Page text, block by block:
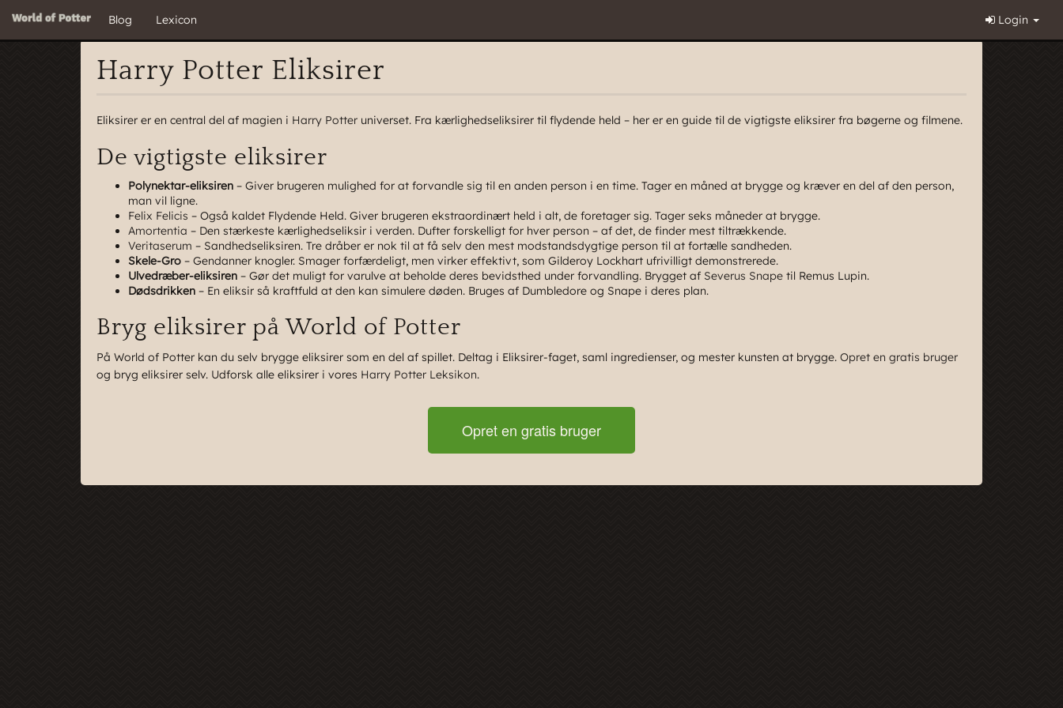
Blog Lexicon Login
Harry Potter Eliksirer
Eliksirer er en central del af magien i Harry Potter universet. Fra kærlighedseliksirer til flydende held – her er en guide til de vigtigste eliksirer fra bøgerne og filmene.
De vigtigste eliksirer
Polynektar-eliksiren – Giver brugeren mulighed for at forvandle sig til en anden person i en time. Tager en måned at brygge og kræver en del af den person,
man vil ligne.
Felix Felicis – Også kaldet Flydende Held. Giver brugeren ekstraordinært held i alt, de foretager sig. Tager seks måneder at brygge.
Amortentia – Den stærkeste kærlighedseliksir i verden. Dufter forskelligt for hver person – af det, de finder mest tiltrækkende.
Veritaserum – Sandhedseliksiren. Tre dråber er nok til at få selv den mest modstandsdygtige person til at fortælle sandheden.
Skele-Gro – Gendanner knogler. Smager forfærdeligt, men virker effektivt, som Gilderoy Lockhart ufrivilligt demonstrerede.
Ulvedræber-eliksiren – Gør det muligt for varulve at beholde deres bevidsthed under forvandling. Brygget af Severus Snape til Remus Lupin.
Dødsdrikken – En eliksir så kraftfuld at den kan simulere døden. Bruges af Dumbledore og Snape i deres plan.
Bryg eliksirer på World of Potter
På World of Potter kan du selv brygge eliksirer som en del af spillet. Deltag i Eliksirer-faget, saml ingredienser, og mester kunsten at brygge. Opret en gratis bruger
og bryg eliksirer selv. Udforsk alle eliksirer i vores Harry Potter Leksikon.
Opret en gratis bruger